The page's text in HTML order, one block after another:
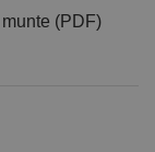
(PDF)